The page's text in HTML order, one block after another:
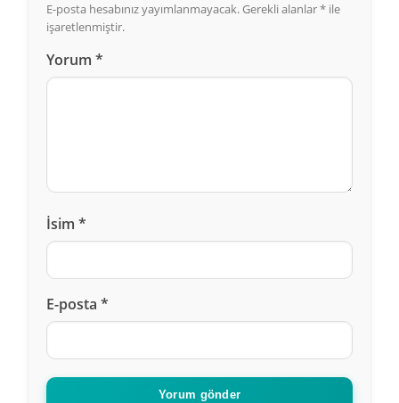
Cevapla
yerli implant 3000 lira
Cevapla
E-posta hesabınız yayımlanmayacak.Gerekli alanlar* ile
işaretlenmiştir.
Yorum *
İsim *
E-posta *
Yorum gönder